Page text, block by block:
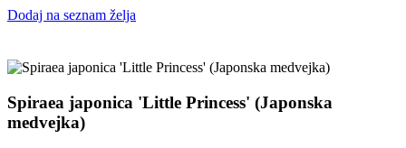
Dodaj na seznam želja
Spiraea japonica 'Little Princess' (Japonska
medvejka)